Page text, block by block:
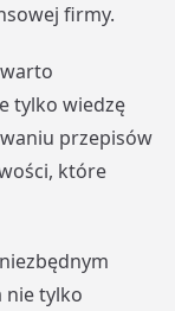
firmy.
tylko wiedzę
przepisów
które
nie tylko